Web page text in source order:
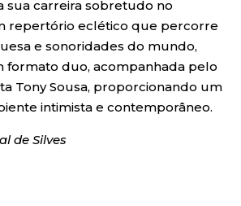
sua carreira sobretudo no
repertório eclético que percorre
e sonoridades do mundo,
formato duo, acompanhada pelo
Tony Sousa, proporcionando um
intimista e contemporâneo.
de Silves